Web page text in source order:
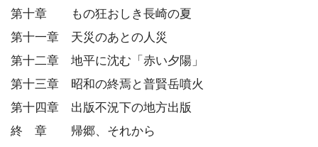
第十章 もの狂おしき長崎の夏
第十一章 天災のあとの人災
第十二章 地平に沈む「赤い夕陽」
第十三章 昭和の終焉と普賢岳噴火
第十四章 出版不況下の地方出版
終 章 帰郷、それから